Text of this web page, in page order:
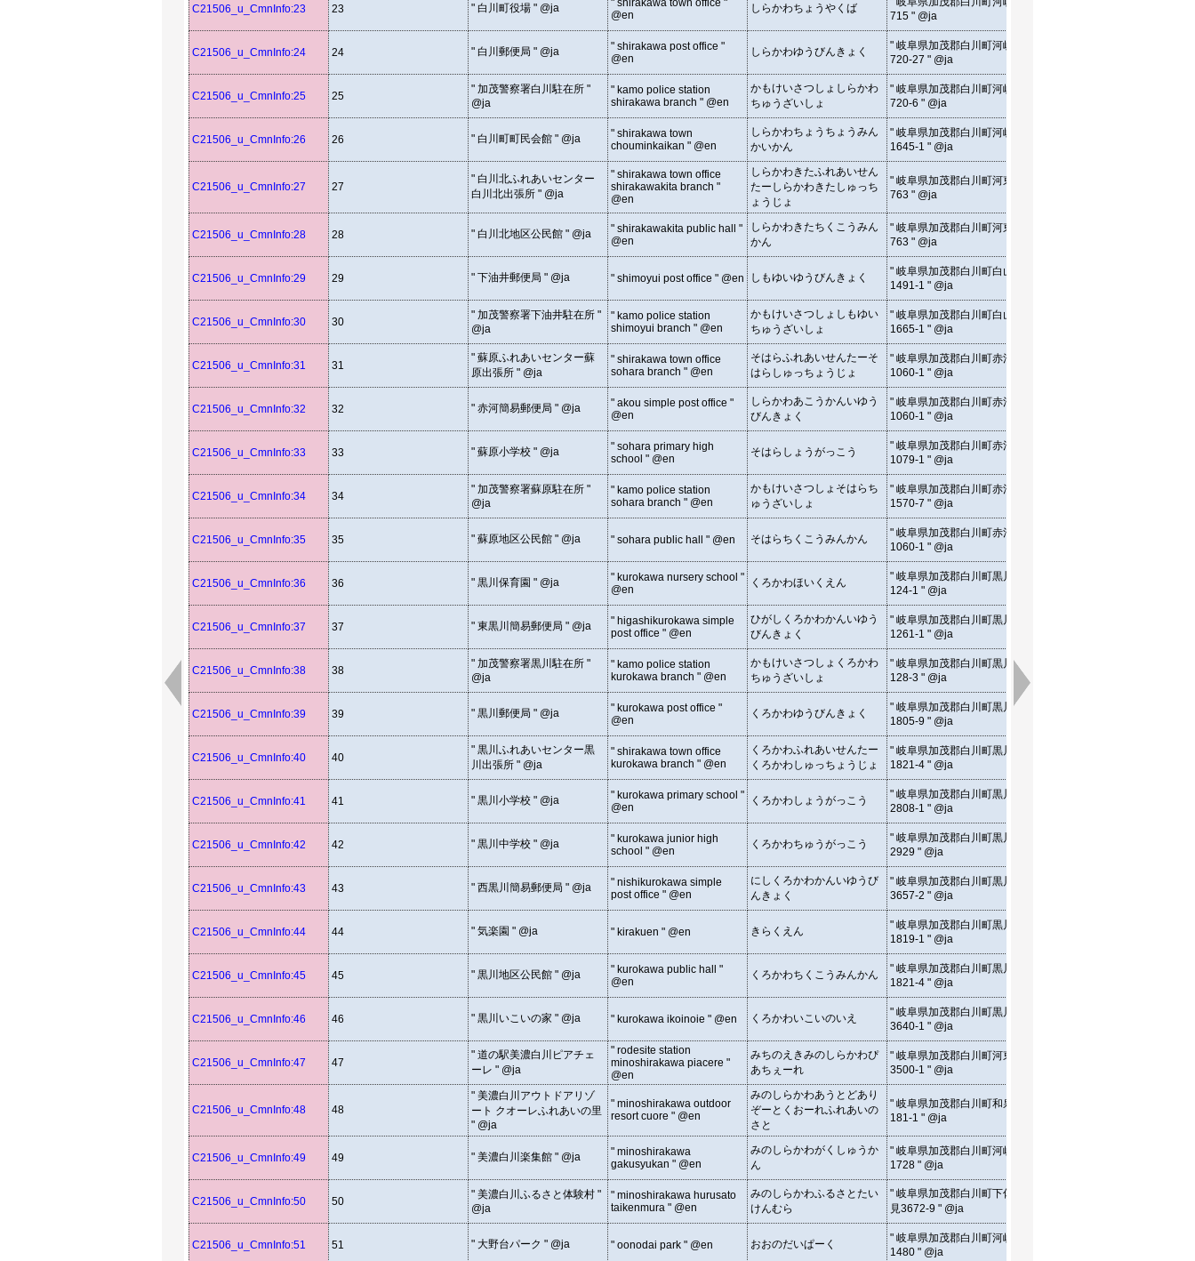
C21506_u_CmnInfo:23 23 " 白川町役場 " @ja
" shirakawa town office "
@en
しらかわちょうやくば
715 " @ja
C21506_u_CmnInfo:24 24 " 白川郵便局 " @ja
" shirakawa post office "
@en
しらかわゆうびんきょく
" 岐阜県加茂郡白川町河岐
720-27 " @ja
C21506_u_CmnInfo:25 25
" 加茂警察署白川駐在所 "
@ja
" kamo police station
shirakawa branch " @en
かもけいさつしょしらかわ
ちゅうざいしょ
" 岐阜県加茂郡白川町河岐
720-6 " @ja
C21506_u_CmnInfo:26 26 " 白川町町民会館 " @ja
" shirakawa town
chouminkaikan " @en
しらかわちょうちょうみん
かいかん
" 岐阜県加茂郡白川町河岐
1645-1 " @ja
C21506_u_CmnInfo:27 27
" 白川北ふれあいセンター
白川北出張所 " @ja
" shirakawa town office
shirakawakita branch "
@en
しらかわきたふれあいせん
たーしらかわきたしゅっち
ょうじょ
" 岐阜県加茂郡白川町河東
763 " @ja
C21506_u_CmnInfo:28 28 " 白川北地区公民館 " @ja
" shirakawakita public hall "
@en
しらかわきたちくこうみん
かん
" 岐阜県加茂郡白川町河東
763 " @ja
C21506_u_CmnInfo:29 29 " 下油井郵便局 " @ja " shimoyui post office " @en しもゆいゆうびんきょく
" 岐阜県加茂郡白川町白山
1491-1 " @ja
C21506_u_CmnInfo:30 30
" 加茂警察署下油井駐在所 "
@ja
" kamo police station
shimoyui branch " @en
かもけいさつしょしもゆい
ちゅうざいしょ
" 岐阜県加茂郡白川町白山
1665-1 " @ja
C21506_u_CmnInfo:31 31
" 蘇原ふれあいセンター蘇
原出張所 " @ja
" shirakawa town office
sohara branch " @en
そはらふれあいせんたーそ
はらしゅっちょうじょ
" 岐阜県加茂郡白川町赤河
1060-1 " @ja
C21506_u_CmnInfo:32 32 " 赤河簡易郵便局 " @ja
" akou simple post office "
@en
しらかわあこうかんいゆう
びんきょく
" 岐阜県加茂郡白川町赤河
1060-1 " @ja
C21506_u_CmnInfo:33 33 " 蘇原小学校 " @ja
" sohara primary high
school " @en
そはらしょうがっこう
" 岐阜県加茂郡白川町赤河
1079-1 " @ja
C21506_u_CmnInfo:34 34
" 加茂警察署蘇原駐在所 "
@ja
" kamo police station
sohara branch " @en
かもけいさつしょそはらち
ゅうざいしょ
" 岐阜県加茂郡白川町赤河
1570-7 " @ja
C21506_u_CmnInfo:35 35 " 蘇原地区公民館 " @ja " sohara public hall " @en そはらちくこうみんかん
" 岐阜県加茂郡白川町赤河
1060-1 " @ja
C21506_u_CmnInfo:36 36 " 黒川保育園 " @ja
" kurokawa nursery school "
@en
くろかわほいくえん
" 岐阜県加茂郡白川町黒川
124-1 " @ja
C21506_u_CmnInfo:37 37 " 東黒川簡易郵便局 " @ja
" higashikurokawa simple
post office " @en
ひがしくろかわかんいゆう
びんきょく
" 岐阜県加茂郡白川町黒川
1261-1 " @ja
C21506_u_CmnInfo:38 38
" 加茂警察署黒川駐在所 "
@ja
" kamo police station
kurokawa branch " @en
かもけいさつしょくろかわ
ちゅうざいしょ
" 岐阜県加茂郡白川町黒川
128-3 " @ja
Gifu, Japan " @en
C21506_u_CmnInfo:39 39 " 黒川郵便局 " @ja
" kurokawa post office "
@en
くろかわゆうびんきょく
" 岐阜県加茂郡白川町黒川
1805-9 " @ja
C21506_u_CmnInfo:40 40
" 黒川ふれあいセンター黒
川出張所 " @ja
" shirakawa town office
kurokawa branch " @en
くろかわふれあいせんたー
くろかわしゅっちょうじょ
" 岐阜県加茂郡白川町黒川
1821-4 " @ja
C21506_u_CmnInfo:41 41 " 黒川小学校 " @ja
" kurokawa primary school "
@en
くろかわしょうがっこう
" 岐阜県加茂郡白川町黒川
2808-1 " @ja
C21506_u_CmnInfo:42 42 " 黒川中学校 " @ja
" kurokawa junior high
school " @en
くろかわちゅうがっこう
" 岐阜県加茂郡白川町黒川
2929 " @ja
C21506_u_CmnInfo:43 43 " 西黒川簡易郵便局 " @ja
" nishikurokawa simple
post office " @en
にしくろかわかんいゆうび
んきょく
" 岐阜県加茂郡白川町黒川
3657-2 " @ja
C21506_u_CmnInfo:44 44 " 気楽園 " @ja " kirakuen " @en きらくえん
" 岐阜県加茂郡白川町黒川
1819-1 " @ja
C21506_u_CmnInfo:45 45 " 黒川地区公民館 " @ja
" kurokawa public hall "
@en
くろかわちくこうみんかん
" 岐阜県加茂郡白川町黒川
1821-4 " @ja
C21506_u_CmnInfo:46 46 " 黒川いこいの家 " @ja " kurokawa ikoinoie " @en くろかわいこいのいえ
" 岐阜県加茂郡白川町黒川
3640-1 " @ja
C21506_u_CmnInfo:47 47
" 道の駅美濃白川ピアチェ
ーレ " @ja
" rodesite station
minoshirakawa piacere "
@en
みちのえきみのしらかわぴ
あちぇーれ
" 岐阜県加茂郡白川町河東
3500-1 " @ja
C21506_u_CmnInfo:48 48
" 美濃白川アウトドアリゾ
ート クオーレふれあいの里
" @ja
" minoshirakawa outdoor
resort cuore " @en
みのしらかわあうとどあり
ぞーとくおーれふれあいの
さと
" 岐阜県加茂郡白川町和泉
181-1 " @ja
C21506_u_CmnInfo:49 49 " 美濃白川楽集館 " @ja
" minoshirakawa
gakusyukan " @en
みのしらかわがくしゅうか
ん
" 岐阜県加茂郡白川町河岐
1728 " @ja
C21506_u_CmnInfo:50 50
" 美濃白川ふるさと体験村 "
@ja
" minoshirakawa hurusato
taikenmura " @en
みのしらかわふるさとたい
けんむら
" 岐阜県加茂郡白川町下佐
見3672-9 " @ja
C21506_u_CmnInfo:51 51 " 大野台パーク " @ja " oonodai park " @en おおのだいぱーく
" 岐阜県加茂郡白川町河岐
1480 " @ja